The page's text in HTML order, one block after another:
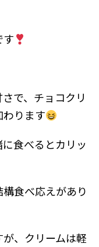
す
で、チョコクリ
ります
食べるとカリッ
食べ応えがあり
、クリームは軽